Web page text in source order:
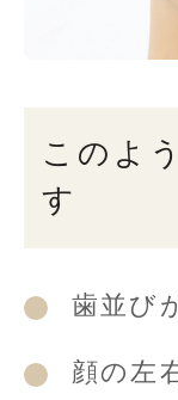
このよ
す
歯並び
顔の左